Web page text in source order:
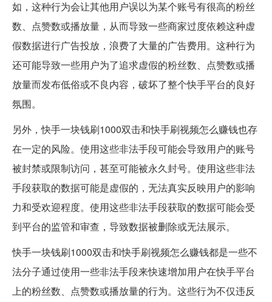
如，这种行为会让其他用户误以为某个账号有很高的粉丝
数、点赞数或播放量，从而导致一些商家过度依赖这种虚
假数据进行广告投放，浪费了大量的广告费用。这种行为
还可能导致一些用户为了追求虚假的粉丝数、点赞数或播
放量而发布低俗或不良内容，破坏了整个快手平台的良好
氛围。
另外，快手一块钱刷1000双击和快手刷视频怎么赚钱也存
在一定的风险。使用这些非法手段可能会导致用户的账号
被封禁或限制访问，甚至可能被永久封号。使用这些非法
手段获取的数据可能是虚假的，无法真实反映用户的影响
力和受欢迎程度。使用这些非法手段获取的数据可能会受
到平台的监管和审查，导致数据被删除或无法展示。
快手一块钱刷1000双击和快手刷视频怎么赚钱都是一些不
法分子通过使用一些非法手段来快速增加用户在快手平台
上的粉丝数、点赞数或播放量的行为。这些行为不仅违反